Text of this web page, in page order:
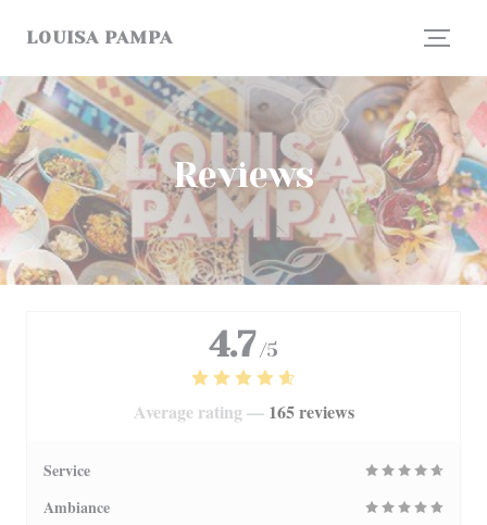
LOUISA PAMPA
Reviews
4.7 /5
Average rating — 165 reviews
Service
Ambiance